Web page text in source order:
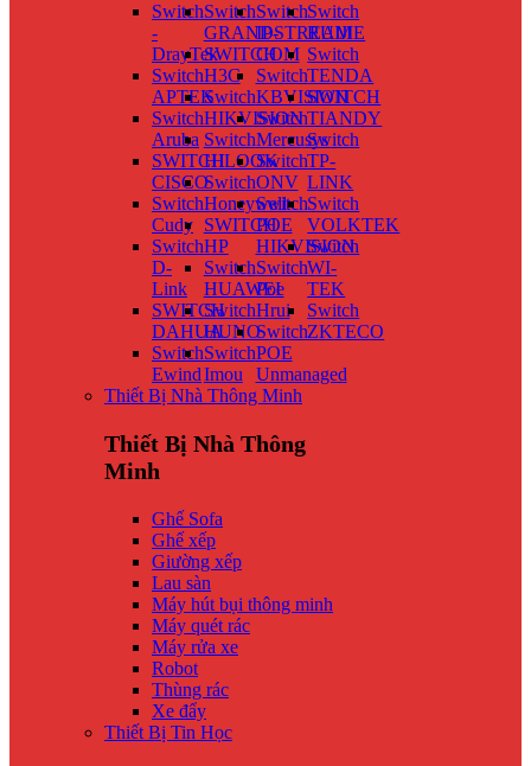
Switch
-
DrayTek
Switch
APTEK
Switch
Aruba
SWITCH
CISCO
Switch
Cudy
Switch
D-
Link
SWITCH
DAHUA
Switch
Ewind
Switch
GRANDSTREAM
SWITCH
H3C
Switch
HIKVISION
Switch
HILOOK
Switch
Honeywell
SWITCH
HP
Switch
HUAWEI
Switch
HUNO
Switch
Imou
Switch
IP-
COM
Switch
KBVISION
Switch
Mercusys
Switch
ONV
Switch
POE
HIKVISION
Switch
Poe
Hrui
Switch
POE
Unmanaged
Switch
RUIJIE
Switch
TENDA
SWITCH
TIANDY
Switch
TP-
LINK
Switch
VOLKTEK
Switch
WI-
TEK
Switch
ZKTECO
Thiết Bị Nhà Thông Minh
Thiết Bị Nhà Thông
Minh
Ghế Sofa
Ghế xếp
Giường xếp
Lau sàn
Máy hút bụi thông minh
Máy quét rác
Máy rửa xe
Robot
Thùng rác
Xe đẩy
Thiết Bị Tin Học